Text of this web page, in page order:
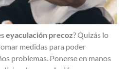
eyaculación precoz? Quizás lo
medidas para poder
problemas. Ponerse en manos